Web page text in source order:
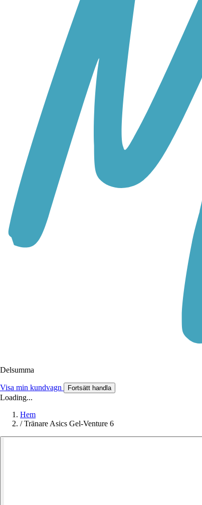
Delsumma
Visa min kundvagn Fortsätt handla
Loading...
Hem
/ Tränare Asics Gel-Venture 6